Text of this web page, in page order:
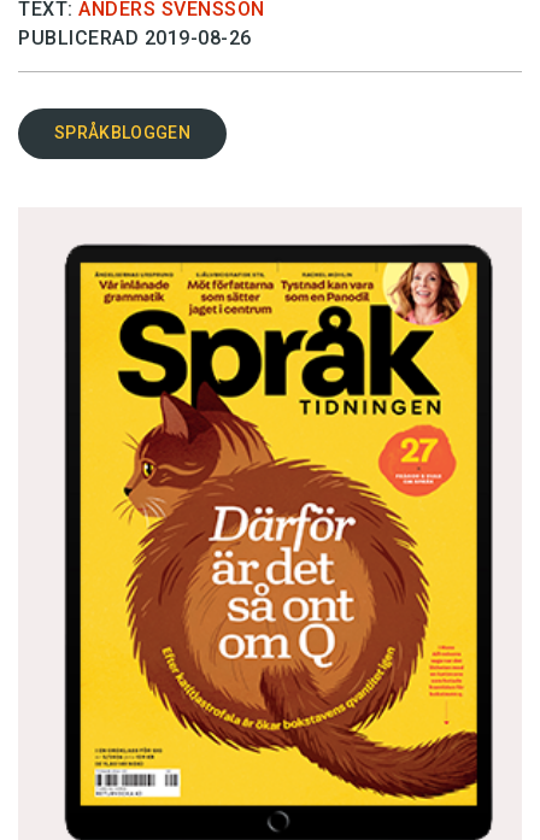
TEXT: ANDERS SVENSSON
PUBLICERAD 2019-08-26
SPRÅKBLOGGEN